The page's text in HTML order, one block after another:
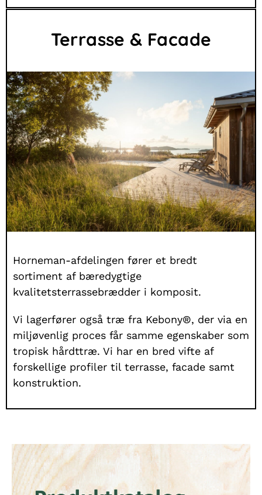
Terrasse & Facade
Horneman-afdelingen fører et bredt
sortiment af bæredygtige
kvalitetsterrassebrædder i komposit.
Vi lagerfører også træ fra Kebony®, der via en
miljøvenlig proces får samme egenskaber som
tropisk hårdttræ. Vi har en bred vifte af
forskellige profiler til terrasse, facade samt
konstruktion.